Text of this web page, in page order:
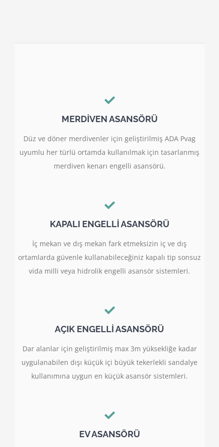
MERDİVEN ASANSÖRÜ
Düz ve döner merdivenler için geliştirilmiş ADA Pvag
uyumlu her türlü ortamda kullanılmak için tasarlanmış
merdiven kenarı engelli asansörü.
KAPALI ENGELLİ ASANSÖRÜ
İç mekan ve dış mekan fark etmeksizin iç ve dış
ortamlarda güvenle kullanabileceğiniz kapalı tip sonsuz
vida milli veya hidrolik engelli asansör sistemleri.
AÇIK ENGELLİ ASANSÖRÜ
Dar alanlar için geliştirilmiş max 3m yüksekliğe kadar
uygulanabilen dışı küçük içi büyük tekerlekli sandalye
kullanımına uygun en küçük asansör sistemleri.
EV ASANSÖRÜ